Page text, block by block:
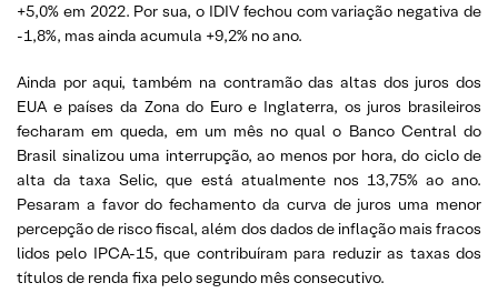
+5,0% em 2022. Por sua, o IDIV fechou com variação negativa de
-1,8%, mas ainda acumula +9,2% no ano.
Ainda por aqui, também na contramão das altas dos juros dos
EUA e países da Zona do Euro e Inglaterra, os juros brasileiros
fecharam em queda, em um mês no qual o Banco Central do
Brasil sinalizou uma interrupção, ao menos por hora, do ciclo de
alta da taxa Selic, que está atualmente nos 13,75% ao ano.
Pesaram a favor do fechamento da curva de juros uma menor
percepção de risco fiscal, além dos dados de inflação mais fracos
lidos pelo IPCA-15, que contribuíram para reduzir as taxas dos
títulos de renda fixa pelo segundo mês consecutivo.